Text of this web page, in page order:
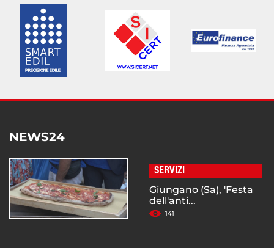
NEWS24
SERVIZI
Giungano (Sa), 'Festa
dell'anti...
141